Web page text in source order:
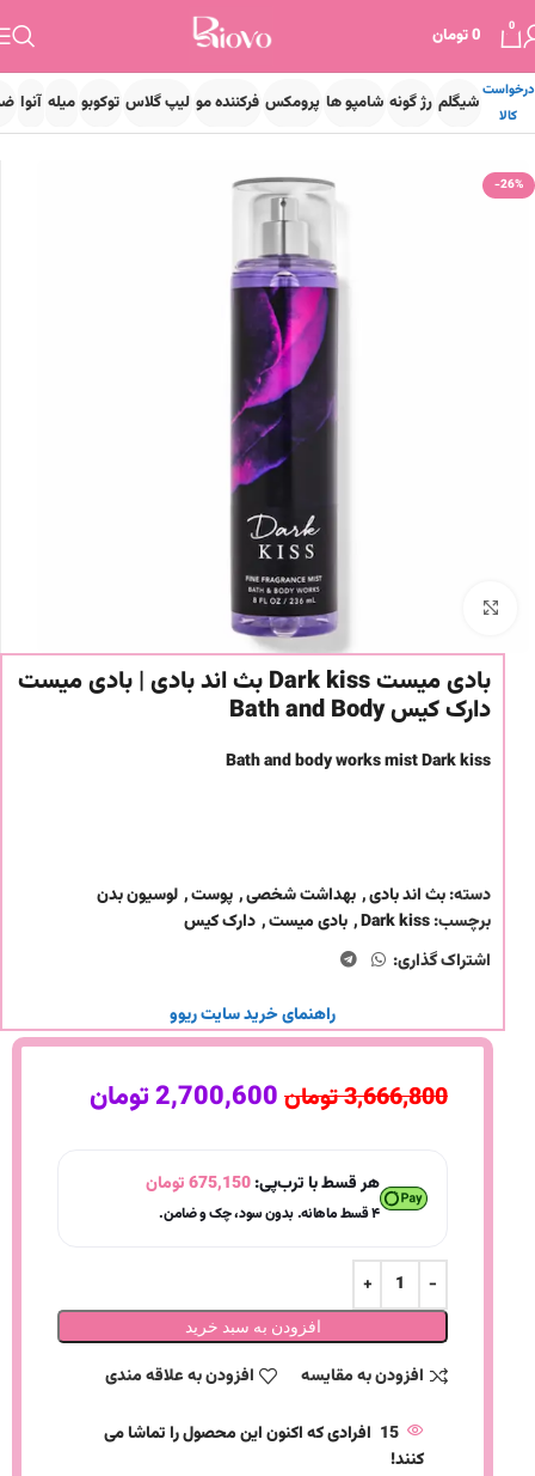
0
0تومان
درخواست
کالا
شیگلم رژ گونه شامپو ها پرومکس فرکننده مو لیپ گلاس توکوبو میله آنوا
خانه
-26%
برای بزرگنمایی کلیک کنید
بادی میست Dark kiss بث اند بادی | بادی میست
دارک کیس Bath and Body
Bath and body works mist Dark kiss
دسته:بث اند بادی, بهداشت شخصی, پوست, لوسیون بدن
برچسب:Dark kiss
, بادی میست, دارک کیس
اشتراک گذاری:
راهنمای خرید سایت ریوو
3,666,800تومان 2,700,600تومان
هر قسط با ترب‌پی:675,150تومان
۴ قسط ماهانه. بدون سود، چک و ضامن.
افزودن به سبد خرید
افزودن به مقایسه افزودن به علاقه مندی
15 افرادی که اکنون این محصول را تماشا می
کنند!